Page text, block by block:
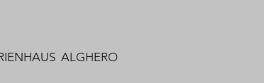
ALGHERO